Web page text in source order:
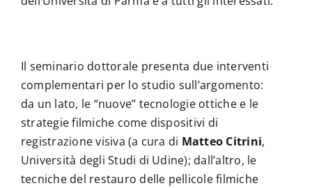
Il seminario dottorale presenta due interventi
complementari per lo studio sull’argomento:
da un lato, le “nuove” tecnologie ottiche e le
strategie filmiche come dispositivi di
registrazione visiva (a cura di Matteo Citrini,
Università degli Studi di Udine); dall’altro, le
tecniche del restauro delle pellicole filmiche